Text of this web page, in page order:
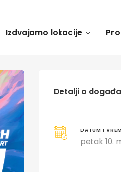
Izdvajamo lokacije
Detalji o
DATUM I
petak 10.